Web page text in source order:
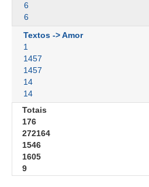
6
6
Textos -> Amor
1
1457
1457
14
14
Totais
176
272164
1546
1605
9